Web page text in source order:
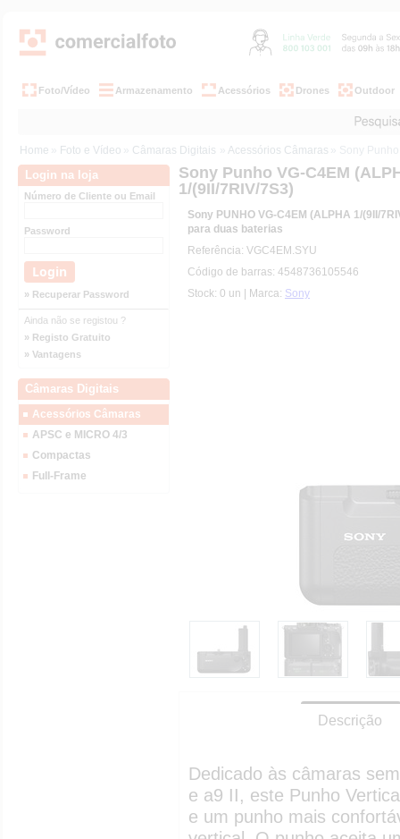
Foto/Vídeo Armazenamento Acessórios Drones Outdoor
Home » Foto e Vídeo » Câmaras Digitais » Acessórios Câmaras » Sony
Login na loja
Número de Cliente ou Email
Password
» Recuperar Password
Ainda não se registou ?
» Registo Gratuito
» Vantagens
Câmaras Digitais
Acessórios Câmaras
APSC e MICRO 4/3
Compactas
Full-Frame
Sony Punho VG-C4EM
1/(9II/7RIV/7S3)
Sony PUNHO VG-C4EM (ALPHA 1/(9II/
para duas baterias
Referência: VGC4EM.SYU
Código de barras: 4548736105546
Stock: 0 un | Marca: Sony
Descrição
Dedicado às câmaras
e a9 II, este Punho
e um punho mais